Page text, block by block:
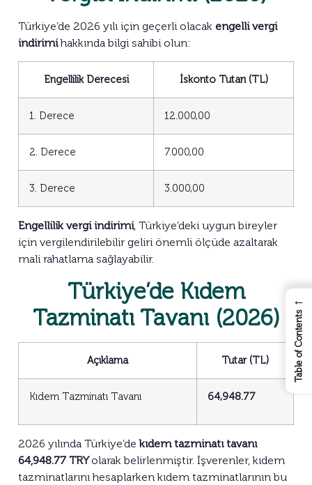
Türkiye’de 2026 yılı için geçerli olacak engelli vergi
indirimihakkında bilgi sahibi olun:
Engellilik Derecesi İskonto Tutarı (TL)
1. Derece 12.000,00
2. Derece 7.000,00
3. Derece 3.000,00
Engellilik vergi indirimi, Türkiye’deki uygun bireyler
için vergilendirilebilir geliri önemli ölçüde azaltarak
mali rahatlama sağlayabilir.
Türkiye’de Kıdem
Tazminatı Tavanı (2026)
Açıklama Tutar (TL)
Kıdem Tazminatı Tavanı 64,948.77
2026 yılında Türkiye’dekıdem tazminatı tavanı
64,948.77 TRYolarak belirlenmiştir. İşverenler, kıdem
tazminatlarını hesaplarken kıdem tazminatlarının bu
←
Table of Contents